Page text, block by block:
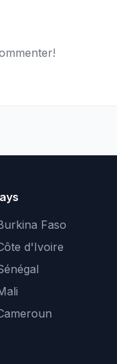
Faso
d'Ivoire